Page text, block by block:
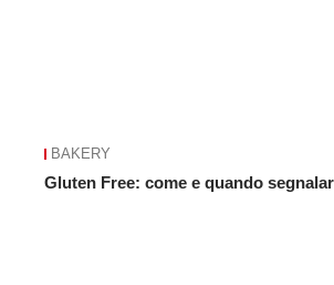
BAKERY
Gluten Free: come e quando segnalarlo